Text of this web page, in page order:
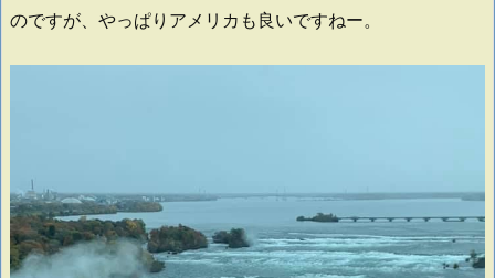
のですが、やっぱりアメリカも良いですねー。